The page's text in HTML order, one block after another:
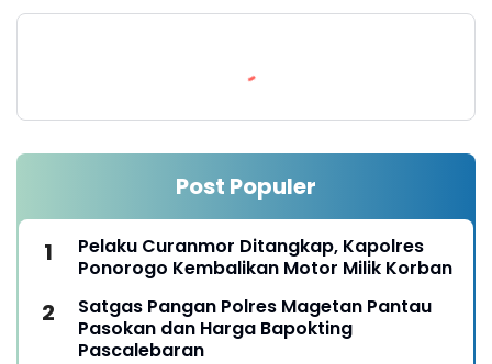
Post Populer
Pelaku Curanmor Ditangkap, Kapolres
Ponorogo Kembalikan Motor Milik Korban
Satgas Pangan Polres Magetan Pantau
Pasokan dan Harga Bapokting
Pascalebaran